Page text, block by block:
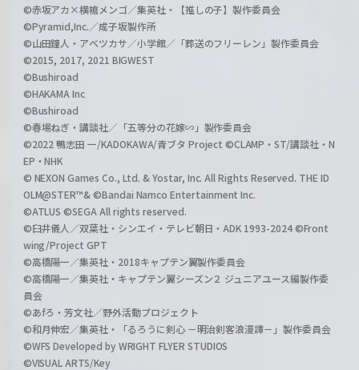
©赤坂アカ×横槍メンゴ／集英社・【推しの子】製作委員会
©Pyramid,Inc.／成子坂製作所
©山田鐘人・アベツカサ／小学館／「葬送のフリーレン」製作委員会
©2015, 2017, 2021 BIGWEST
©Bushiroad
©HAKAMA Inc
©Bushiroad
©春場ねぎ・講談社／「五等分の花嫁∽」製作委員会
©2022 鴨志田 一/KADOKAWA/青ブタ Project ©CLAMP・ST/講談社・N
EP・NHK
© NEXON Games Co., Ltd. & Yostar, Inc. All Rights Reserved. THE ID
OLM@STER™& ©Bandai Namco Entertainment Inc.
©ATLUS ©SEGA All rights reserved.
©臼井儀人／双葉社・シンエイ・テレビ朝日・ADK 1993-2024 ©Front
wing/Project GPT
©高橋陽一／集英社・2018キャプテン翼製作委員会
©高橋陽一／集英社・キャプテン翼シーズン２ ジュニアユース編製作委
員会
©あfろ・芳文社／野外活動プロジェクト
©和月伸宏／集英社・「るろうに剣心 －明治剣客浪漫譚－」製作委員会
©WFS Developed by WRIGHT FLYER STUDIOS
©VISUAL ARTS/Key